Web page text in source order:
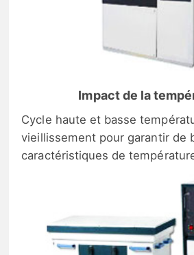
Impact de la
Cycle haute et basse
vieillissement pour garantir de
caractéristiques de